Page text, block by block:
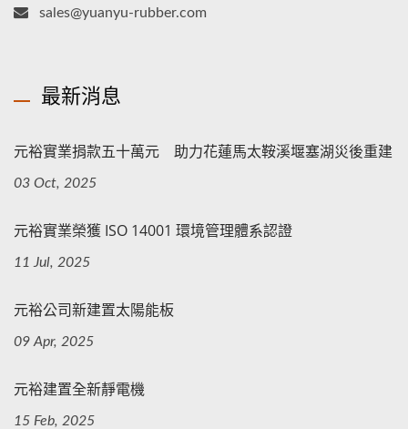
sales@yuanyu-rubber.com
最新消息
元裕實業捐款五十萬元 助力花蓮馬太鞍溪堰塞湖災後重建
03 Oct, 2025
元裕實業榮獲 ISO 14001 環境管理體系認證
11 Jul, 2025
元裕公司新建置太陽能板
09 Apr, 2025
元裕建置全新靜電機
15 Feb, 2025